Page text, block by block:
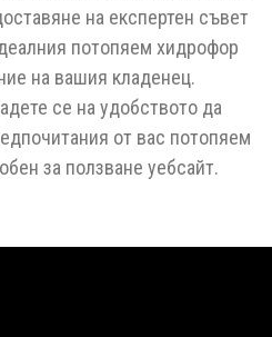
на експертен съвет
потопяем хидрофор
на вашия кладенец.
се на удобството да
от вас потопяем
за ползване уебсайт.